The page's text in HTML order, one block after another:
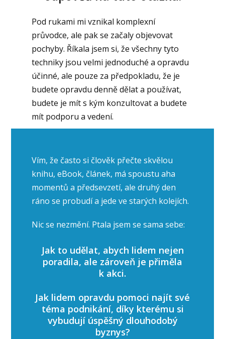
Pod rukami mi vznikal komplexní
průvodce, ale pak se začaly objevovat
pochyby. Říkala jsem si, že všechny tyto
techniky jsou velmi jednoduché a opravdu
účinné, ale pouze za předpokladu, že je
budete opravdu denně dělat a používat,
budete je mít s kým konzultovat a budete
mít podporu a vedení.
Vím, že často si člověk přečte skvělou
knihu, eBook, článek, má spoustu aha
momentů a předsevzetí, ale druhý den
ráno se probudí a jede ve starých kolejích.
Nic se nezmění. Ptala jsem se sama sebe:
Jak to udělat, abych lidem nejen
poradila, ale zároveň je přiměla
k akci.
Jak lidem opravdu pomoci najít své
téma podnikání, díky kterému si
vybudují úspěšný dlouhodobý
byznys?